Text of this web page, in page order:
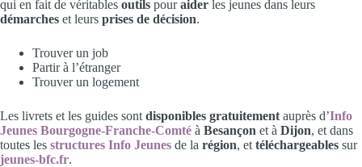
qui en fait de véritables outils pouraider les jeunes dans leurs
démarches et leurs prises de décision.
Trouver un job
Partir à l’étranger
Trouver un logement
Les livrets et les guides sont disponibles gratuitement auprès d’Info
Jeunes Bourgogne-Franche-Comté à Besançon et à Dijon, et dans
toutes les structures Info Jeunes de la région, et téléchargeables sur
jeunes-bfc.fr.